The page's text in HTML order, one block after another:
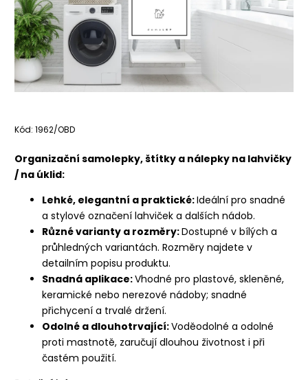
Kód: 1962/OBD
Organizační samolepky, štítky a nálepky na lahvičky
/ na úklid:
Lehké, elegantní a praktické:Ideální pro snadné
a stylové označení lahviček a dalších nádob.
Různé varianty a rozměry:Dostupné v bílých a
průhledných variantách. Rozměry najdete v
detailním popisu produktu.
Snadná aplikace:Vhodné pro plastové, skleněné,
keramické nebo nerezové nádoby; snadné
přichycení a trvalé držení.
Odolné a dlouhotrvající:Voděodolné a odolné
proti mastnotě, zaručují dlouhou životnost i při
častém použití.